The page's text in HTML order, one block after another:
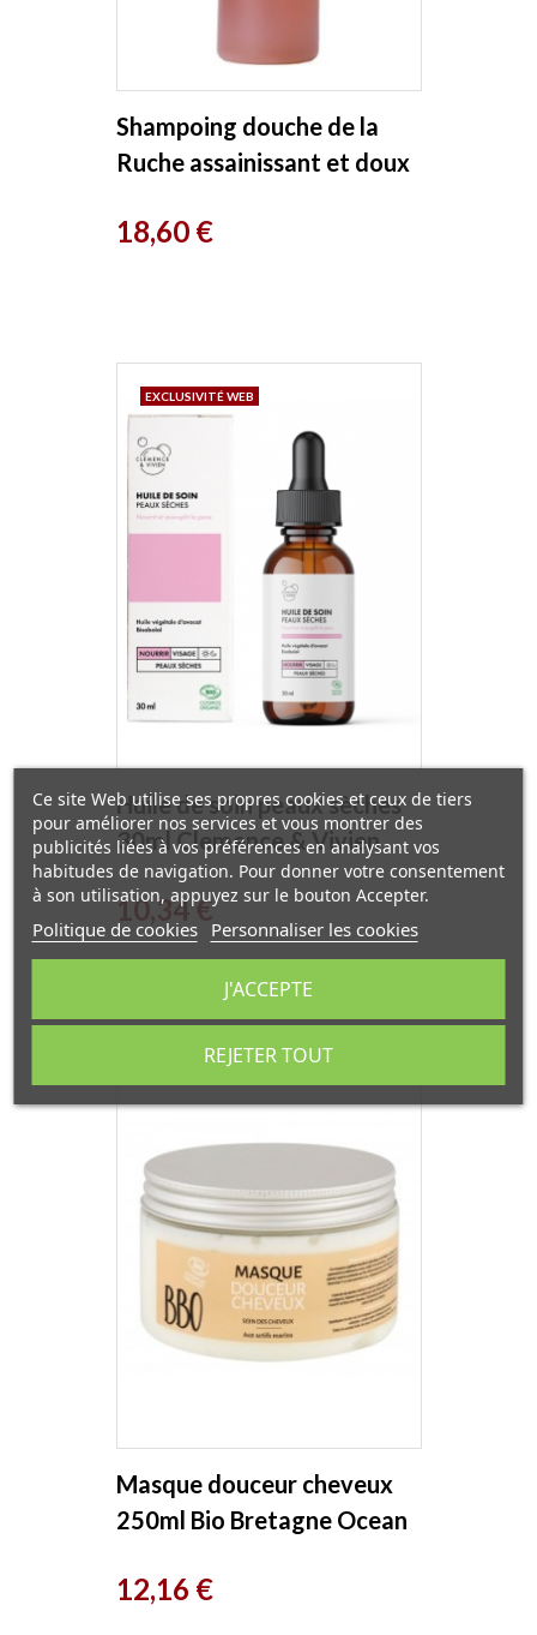
Shampoing douche de la
Ruche assainissant et doux
Prix
18,60 €
Huile de soin peaux sèches
30ml Clemence & Vivien
Prix
10,34 €
EXCLUSIVITÉ WEB
Masque douceur cheveux
250ml Bio Bretagne Ocean
Prix
12,16 €
Ce site Web utilise ses propres cookies et ceux de tiers
pour améliorer nos services et vous montrer des
publicités liées à vos préférences en analysant vos
habitudes de navigation. Pour donner votre consentement
à son utilisation, appuyez sur le bouton Accepter.
Politique de cookies Personnaliser les cookies
REJETER TOUT
J'ACCEPTE